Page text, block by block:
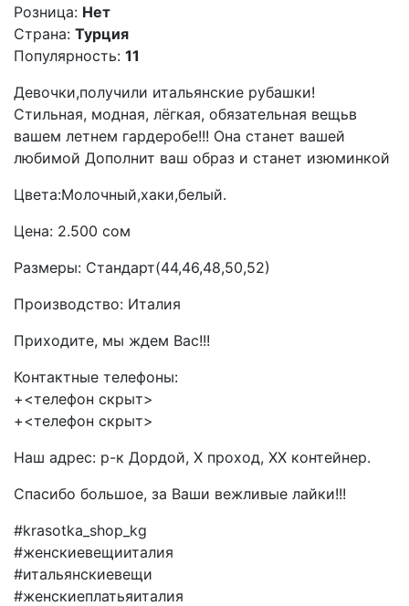
Розница: Нет
Страна: Турция
Популярность: 11
Девочки,получили итальянские рубашки!
Стильная, модная, лёгкая, обязательная вещьв
вашем летнем гардеробе!!! Она станет вашей
любимой Дополнит ваш образ и станет изюминкой
Цвета:Молочный,хаки,белый.
Цена: 2.500 сом
Размеры: Стандарт(44,46,48,50,52)
Производство: Италия
Приходите, мы ждем Вас!!!
Контактные телефоны:
+<телефон скрыт>
+<телефон скрыт>
Наш адрес: р-к Дордой, X проход, XX контейнер.
Спасибо большое, за Ваши вежливые лайки!!!
#krasotka_shop_kg
#женскиевещииталия
#итальянскиевещи
#женскиеплатьяиталия